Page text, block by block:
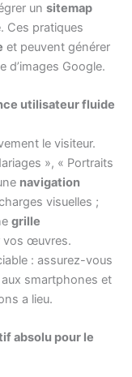
un sitemap
Ces pratiques
et peuvent générer
d’images Google.
utilisateur fluide
le visiteur.
», « Portraits
navigation
visuelles ;
grille
vos œuvres.
: assurez-vous
smartphones et
a lieu.
absolu pour le